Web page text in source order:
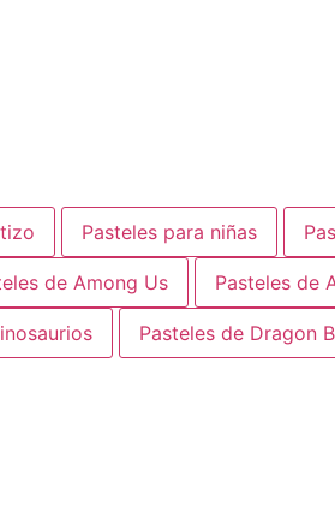
Pasteles para niñas
de Among Us Pasteles de
Pasteles de Dragon